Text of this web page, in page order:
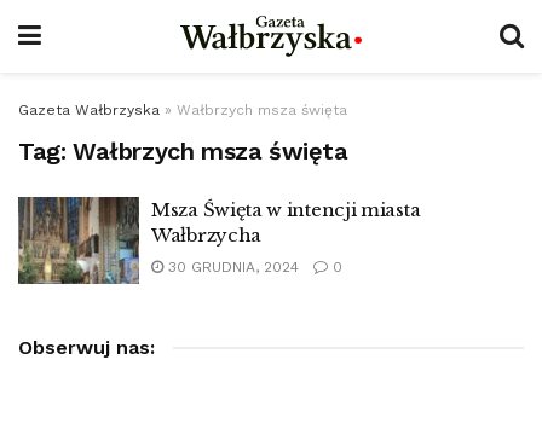
Gazeta Wałbrzyska » Wałbrzych msza święta
Tag: Wałbrzych msza święta
Msza Święta w intencji miasta
Wałbrzycha
30 GRUDNIA, 2024 0
Obserwuj nas: